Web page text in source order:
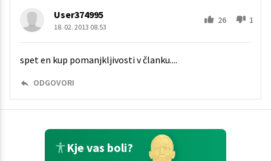
User374995
18. 02. 2013 08.53
26 1
spet en kup pomanjkljivosti v članku....
ODGOVORI
Kje vas boli?